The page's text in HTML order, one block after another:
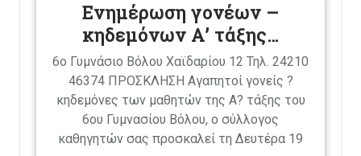
Ενημέρωση γονέων –
κηδεμόνων Α’ τάξης…
6ο Γυμνάσιο Βόλου Χαϊδαρίου 12 Τηλ. 24210
46374 ΠΡΟΣΚΛΗΣΗ Αγαπητοί γονείς ?
κηδεμόνες των μαθητών της Α? τάξης του
6ου Γυμνασίου Βόλου, ο σύλλογος
καθηγητών σας προσκαλεί τη Δευτέρα 19